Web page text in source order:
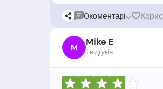
0коментарі
M Mike E
1 відгукiв